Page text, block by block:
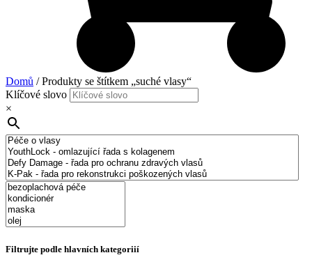
Domů / Produkty se štítkem „suché vlasy“
Klíčové slovo
×
Filtrujte podle hlavních kategoriií